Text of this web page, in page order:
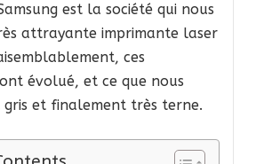
est la société qui nous
attrayante imprimante laser
ces
évolué, et ce que nous
gris et finalement très terne.